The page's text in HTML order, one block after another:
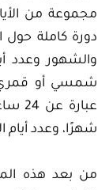
مجموعة من
دورة كاملة
والشهور وعدد
شمسي أو قمري،
شهرًا، وعدد أيام
من بعد هذه